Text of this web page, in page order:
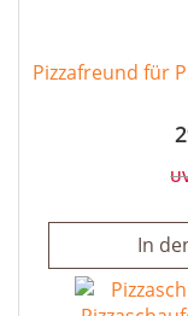
Pizzafreund für
In